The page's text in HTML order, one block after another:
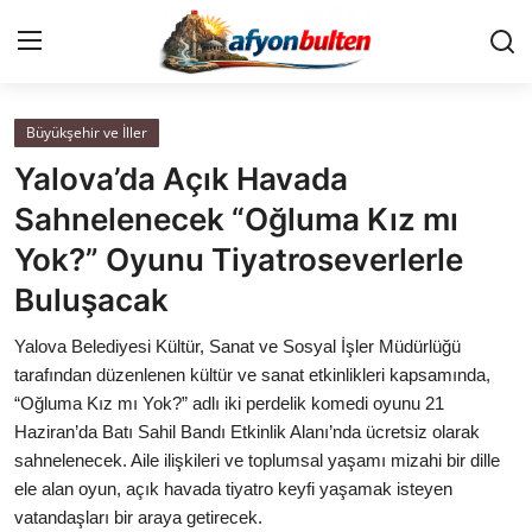
Anasayfa
Cumhurbaşkanlığı
Genel Merkez
Valilikler
Gallery
Bakanlıklar
Büyükşehir ve İller
Yalova’da Açık Havada
Sahnelenecek “Oğluma Kız mı
Yok?” Oyunu Tiyatroseverlerle
Buluşacak
Yalova Belediyesi Kültür, Sanat ve Sosyal İşler Müdürlüğü
tarafından düzenlenen kültür ve sanat etkinlikleri kapsamında,
“Oğluma Kız mı Yok?” adlı iki perdelik komedi oyunu 21
Haziran’da Batı Sahil Bandı Etkinlik Alanı’nda ücretsiz olarak
sahnelenecek. Aile ilişkileri ve toplumsal yaşamı mizahi bir dille
ele alan oyun, açık havada tiyatro keyfi yaşamak isteyen
vatandaşları bir araya getirecek.